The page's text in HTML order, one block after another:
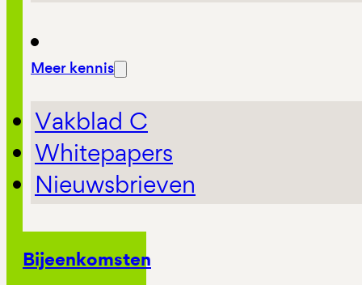
Meer kennis
Vakblad C
Whitepapers
Nieuwsbrieven
Bijeenkomsten